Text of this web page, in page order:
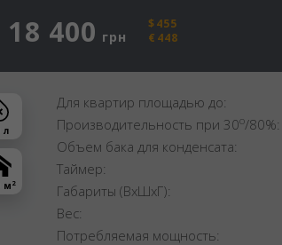
л
м2
18 400 грн
$455
€448
Для квартир площадью до:
Производительность при 30o/80%:
Объем бака для конденсата:
Таймер:
Габариты (ВхШхГ):
Вес:
Потребляемая мощность: